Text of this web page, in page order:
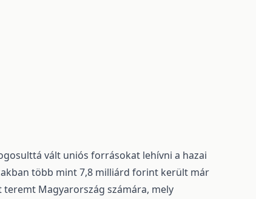
vált uniós forrásokat lehívni a hazai
több mint 7,8 milliárd forint került már
Magyarország számára, mely